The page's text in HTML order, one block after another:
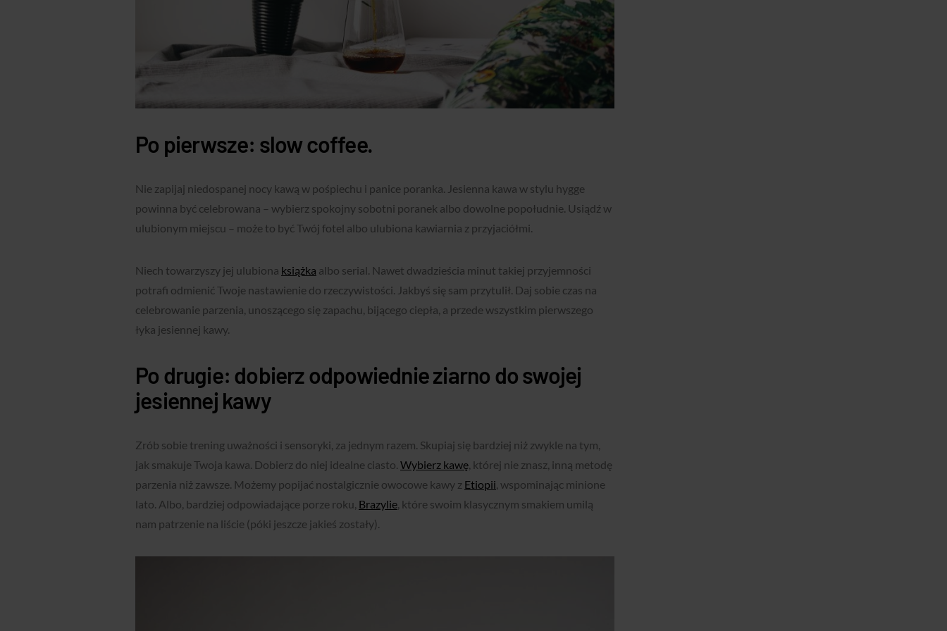
Po pierwsze: slow coffee.
Nie zapijaj niedospanej nocy kawą w pośpiechu i panice poranka. Jesienna kawa w stylu hygge
powinna być celebrowana – wybierz spokojny sobotni poranek albo dowolne popołudnie. Usiądź w
ulubionym miejscu – może to być Twój fotel albo ulubiona kawiarnia z przyjaciółmi.
Niech towarzyszy jej ulubiona książka albo serial. Nawet dwadzieścia minut takiej przyjemności
potrafi odmienić Twoje nastawienie do rzeczywistości. Jakbyś się sam przytulił. Daj sobie czas na
celebrowanie parzenia, unoszącego się zapachu, bijącego ciepła, a przede wszystkim pierwszego
łyka jesiennej kawy.
Po drugie: dobierz odpowiednie ziarno do swojej
jesiennej kawy
Zrób sobie trening uważności i sensoryki, za jednym razem. Skupiaj się bardziej niż zwykle na tym,
jak smakuje Twoja kawa. Dobierz do niej idealne ciasto. Wybierz kawę, której nie znasz, inną metodę
parzenia niż zawsze. Możemy popijać nostalgicznie owocowe kawy z Etiopii, wspominając minione
lato. Albo, bardziej odpowiadające porze roku, Brazylie, które swoim klasycznym smakiem umilą
nam patrzenie na liście (póki jeszcze jakieś zostały).